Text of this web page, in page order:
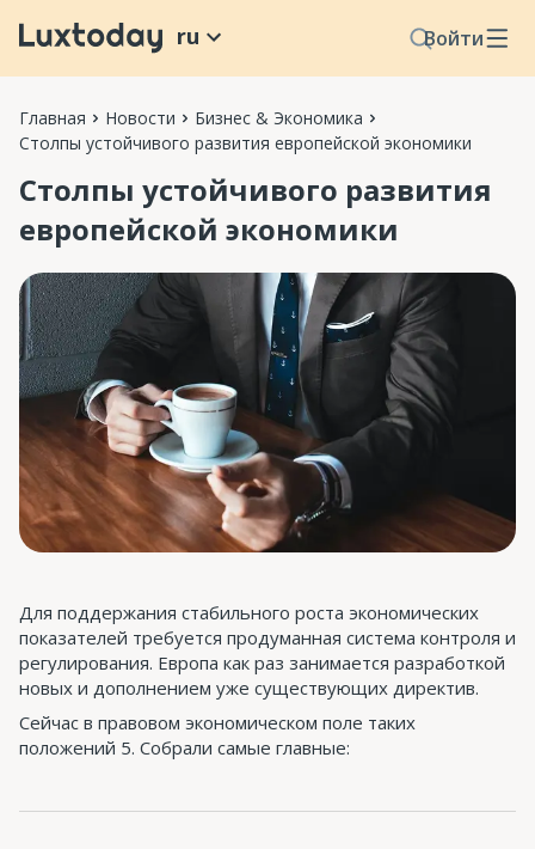
Войти
ru
Главная Новости
Бизнес & Экономика
Столпы устойчивого развития европейской экономики
Столпы устойчивого развития
европейской экономики
Для поддержания стабильного роста экономических
показателей требуется продуманная система контроля и
регулирования. Европа как раз занимается разработкой
новых и дополнением уже существующих директив.
Сейчас в правовом экономическом поле таких
положений 5. Собрали самые главные: